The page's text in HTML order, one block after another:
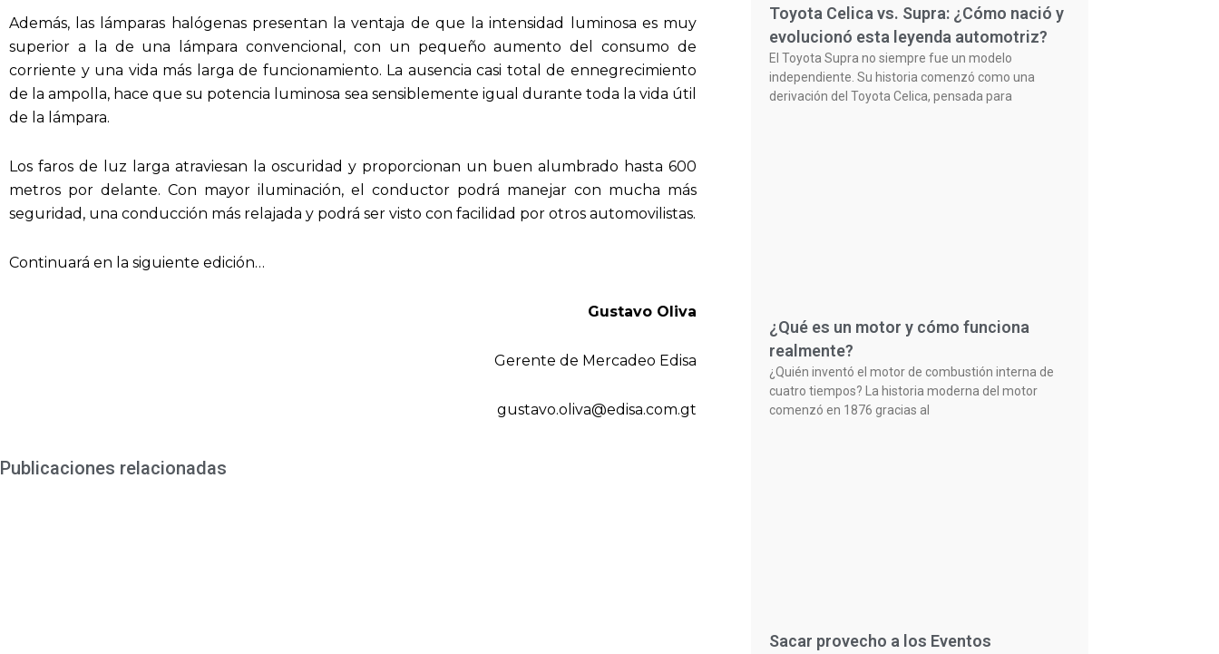
Además, las lámparas halógenas presentan la ventaja de que la intensidad luminosa es muy
superior a la de una lámpara convencional, con un pequeño aumento del consumo de
corriente y una vida más larga de funcionamiento. La ausencia casi total de ennegrecimiento
de la ampolla, hace que su potencia luminosa sea sensiblemente igual durante toda la vida útil
de la lámpara.
Los faros de luz larga atraviesan la oscuridad y proporcionan un buen alumbrado hasta 600
metros por delante. Con mayor iluminación, el conductor podrá manejar con mucha más
seguridad, una conducción más relajada y podrá ser visto con facilidad por otros automovilistas.
Continuará en la siguiente edición…
Gustavo Oliva
Gerente de Mercadeo Edisa
gustavo.oliva@edisa.com.gt
Publicaciones relacionadas
Toyota Celica vs. Supra: ¿Cómo nació y
evolucionó esta leyenda automotriz?
El Toyota Supra no siempre fue un modelo
independiente. Su historia comenzó como una
derivación del Toyota Celica, pensada para
¿Qué es un motor y cómo funciona
realmente?
¿Quién inventó el motor de combustión interna de
cuatro tiempos? La historia moderna del motor
comenzó en 1876 gracias al
Sacar provecho a los Eventos